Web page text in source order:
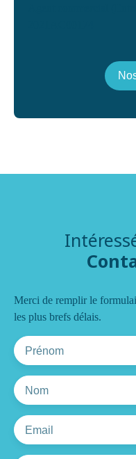
Merci de remplir le
les plus brefs délais.
Prénom
Nom
Email